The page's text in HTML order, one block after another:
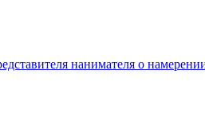
нанимателя о